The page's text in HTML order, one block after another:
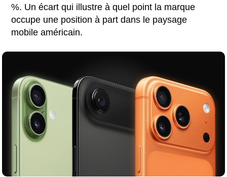
%. Un écart qui illustre à quel point la marque
occupe une position à part dans le paysage
mobile américain.